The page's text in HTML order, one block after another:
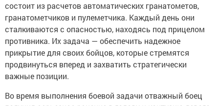
состоит из расчетов автоматических гранатометов,
гранатометчиков и пулеметчика. Каждый день они
сталкиваются с опасностью, находясь под прицелом
противника. Их задача — обеспечить надежное
прикрытие для своих бойцов, которые стремятся
продвинуться вперед и захватить стратегически
важные позиции.
Во время выполнения боевой задачи отважный боец